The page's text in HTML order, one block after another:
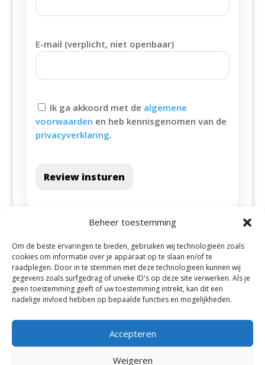
Beheer toestemming
Om de beste ervaringen te bieden, gebruiken wij technologieën zoals
cookies om informatie over je apparaat op te slaan en/of te
raadplegen. Door in te stemmen met deze technologieën kunnen wij
gegevens zoals surfgedrag of unieke ID's op deze site verwerken. Als je
geen toestemming geeft of uw toestemming intrekt, kan dit een
nadelige invloed hebben op bepaalde functies en mogelijkheden.
Accepteren
Weigeren
E-mail (verplicht, niet openbaar)
Ik ga akkoord met de algemene
voorwaarden en heb kennisgenomen van de
privacyverklaring.
Review insturen
Alle steden